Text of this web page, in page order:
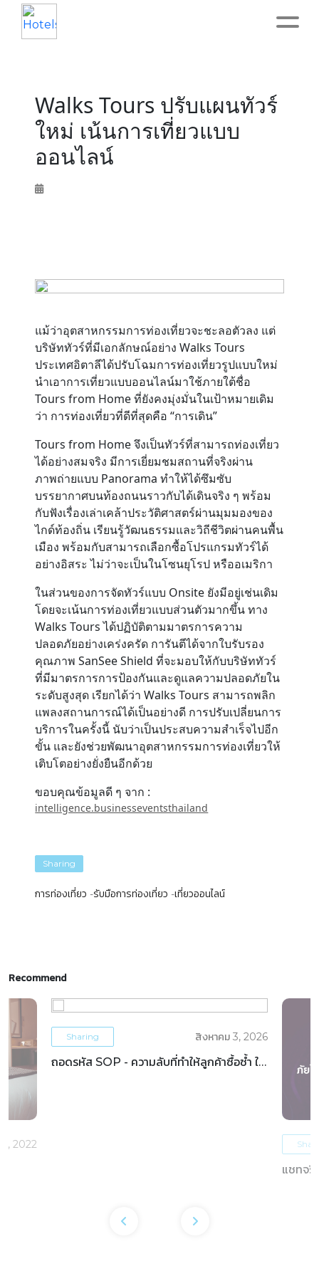
About
Service
Operation
Accounting
Contact
Walks Tours ปรับแผนทัวร์
ใหม่ เน้นการเที่ยวแบบ
ออนไลน์
แม้ว่าอุตสาหกรรมการท่องเที่ยวจะชะลอตัวลง แต่
บริษัททัวร์ที่มีเอกลักษณ์อย่าง Walks Tours
ประเทศอิตาลีได้ปรับโฉมการท่องเที่ยวรูปแบบใหม่
นำเอาการเที่ยวแบบออนไลน์มาใช้ภายใต้ชื่อ
Tours from Home ที่ยังคงมุ่งมั่นในเป้าหมายเดิม
ว่า การท่องเที่ยวที่ดีที่สุดคือ “การเดิน”
Tours from Home จึงเป็นทัวร์ที่สามารถท่องเที่ยว
ได้อย่างสมจริง มีการเยี่ยมชมสถานที่จริงผ่าน
ภาพถ่ายแบบ Panorama ทำให้ได้ซึมซับ
บรรยากาศบนท้องถนนราวกับได้เดินจริง ๆ พร้อม
กับฟังเรื่องเล่าเคล้าประวัติศาสตร์ผ่านมุมมองของ
ไกด์ท้องถิ่น เรียนรู้วัฒนธรรมและวิถีชีวิตผ่านคนพื้น
เมือง พร้อมกับสามารถเลือกซื้อโปรแกรมทัวร์ได้
อย่างอิสระ ไม่ว่าจะเป็นในโซนยุโรป หรืออเมริกา
ในส่วนของการจัดทัวร์แบบ Onsite ยังมีอยู่เช่นเดิม
โดยจะเน้นการท่องเที่ยวแบบส่วนตัวมากขึ้น ทาง
Walks Tours ได้ปฏิบัติตามมาตรการความ
ปลอดภัยอย่างเคร่งครัด การันตีได้จากใบรับรอง
คุณภาพ SanSee Shield ที่จะมอบให้กับบริษัททัวร์
ที่มีมาตรการการป้องกันและดูแลความปลอดภัยใน
ระดับสูงสุด เรียกได้ว่า Walks Tours สามารถพลิก
แพลงสถานการณ์ได้เป็นอย่างดี การปรับเปลี่ยนการ
บริการในครั้งนี้ นับว่าเป็นประสบความสำเร็จไปอีก
ขั้น และยังช่วยพัฒนาอุตสาหกรรมการท่องเที่ยวให้
เติบโตอย่างยั่งยืนอีกด้วย
ขอบคุณข้อมูลดี ๆ จาก :
intelligence.businesseventsthailand
Sharing
การท่องเที่ยว รับมือการท่องเที่ยว เที่ยวออนไลน์
Recommend
2022
Sharing สิงหาคม 3, 2026
ถอดรหัส SOP - ความลับที่ทำให้ลูกค้าซื้อซ้ำ ใน
แชทจริ